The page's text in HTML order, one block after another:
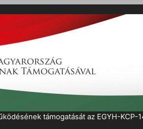
támogatását az EGYH-